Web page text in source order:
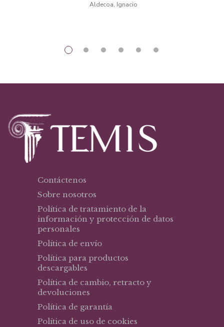
Aldecoa, Ignacio
Contáctenos
Sobre nosotros
Política de tratamiento de la
información y protección de datos
personales
Política de envío
Política para productos
descargables
Política de cambio, retracto y
devoluciones
Política de garantía
Política de uso de cookies